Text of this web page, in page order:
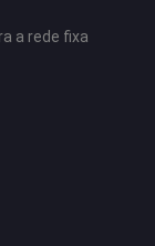
a rede fixa